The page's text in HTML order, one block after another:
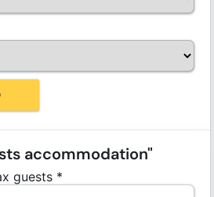
accommodation"
guests *